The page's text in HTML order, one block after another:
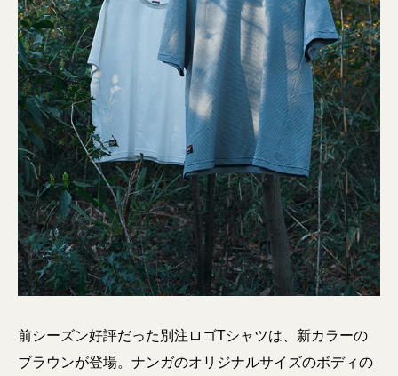
前シーズン好評だった別注ロゴTシャツは、新カラーの
ブラウンが登場。ナンガのオリジナルサイズのボディの